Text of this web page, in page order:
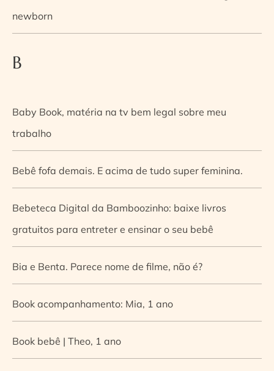
newborn
B
Baby Book, matéria na tv bem legal sobre meu
trabalho
Bebê fofa demais. E acima de tudo super feminina.
Bebeteca Digital da Bamboozinho: baixe livros
gratuitos para entreter e ensinar o seu bebê
Bia e Benta. Parece nome de filme, não é?
Book acompanhamento: Mia, 1 ano
Book bebê | Theo, 1 ano